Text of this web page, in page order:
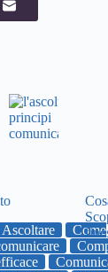
Ascoltare
Come